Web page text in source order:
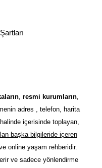
, resmi kurumların,
adres , telefon, harita
içerisinde toplayan,
başka bilgileride içeren
online yaşam rehberidir.
ve sadece yönlendirme